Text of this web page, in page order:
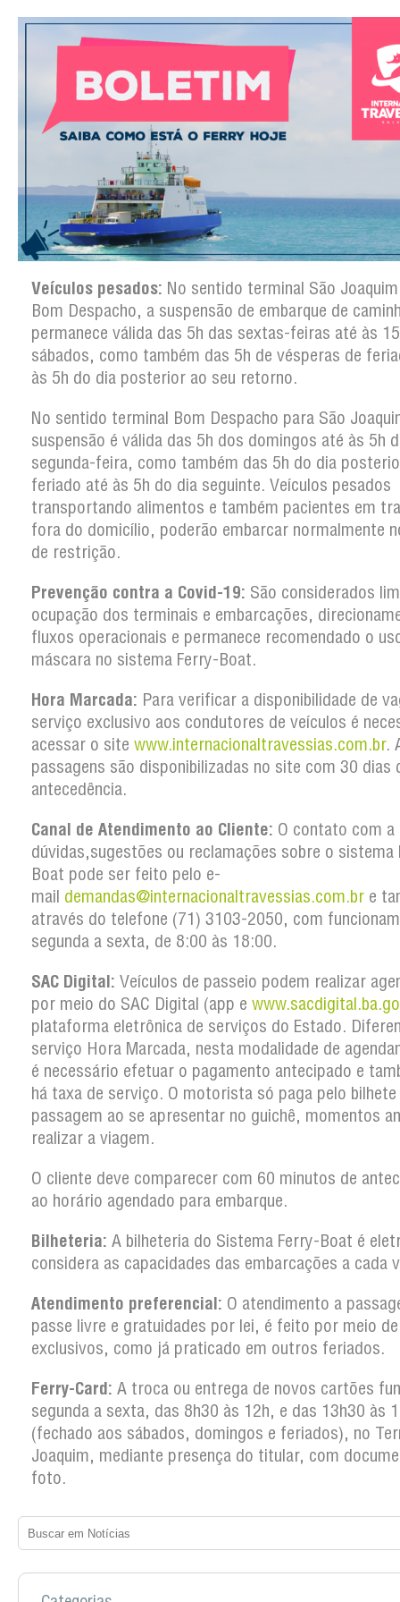
Veículos pesados: No sentido terminal São
Bom Despacho, a suspensão de embarque de
permanece válida das 5h das sextas-feiras até às
sábados, como também das 5h de vésperas de
às 5h do dia posterior ao seu retorno.
No sentido terminal Bom Despacho para São
suspensão é válida das 5h dos domingos até às 5h
segunda-feira, como também das 5h do dia
feriado até às 5h do dia seguinte. Veículos pesados
transportando alimentos e também pacientes em
fora do domicílio, poderão embarcar normalmente
de restrição.
Prevenção contra a Covid-19: São considerados
ocupação dos terminais e embarcações,
fluxos operacionais e permanece recomendado o
máscara no sistema Ferry-Boat.
Hora Marcada: Para verificar a disponibilidade de
serviço exclusivo aos condutores de veículos é
acessar o site www.internacionaltravessias.com.br.
passagens são disponibilizadas no site com 30 dias
antecedência.
Canal de Atendimento ao Cliente: O contato com a
dúvidas,sugestões ou reclamações sobre o sistema
Boat pode ser feito pelo e-
mail demandas@internacionaltravessias.com.br e
através do telefone (71) 3103-2050, com
segunda a sexta, de 8:00 às 18:00.
SAC Digital: Veículos de passeio podem realizar
por meio do SAC Digital (app e
plataforma eletrônica de serviços do Estado.
serviço Hora Marcada, nesta modalidade de
é necessário efetuar o pagamento antecipado e
há taxa de serviço. O motorista só paga pelo bilhete
passagem ao se apresentar no guichê, momentos
realizar a viagem.
O cliente deve comparecer com 60 minutos de
ao horário agendado para embarque.
Bilheteria: A bilheteria do Sistema Ferry-Boat é
considera as capacidades das embarcações a cada
Atendimento preferencial: O atendimento a
passe livre e gratuidades por lei, é feito por meio
exclusivos, como já praticado em outros feriados.
Ferry-Card: A troca ou entrega de novos cartões
segunda a sexta, das 8h30 às 12h, e das 13h30 às
(fechado aos sábados, domingos e feriados), no
Joaquim, mediante presença do titular, com
foto.